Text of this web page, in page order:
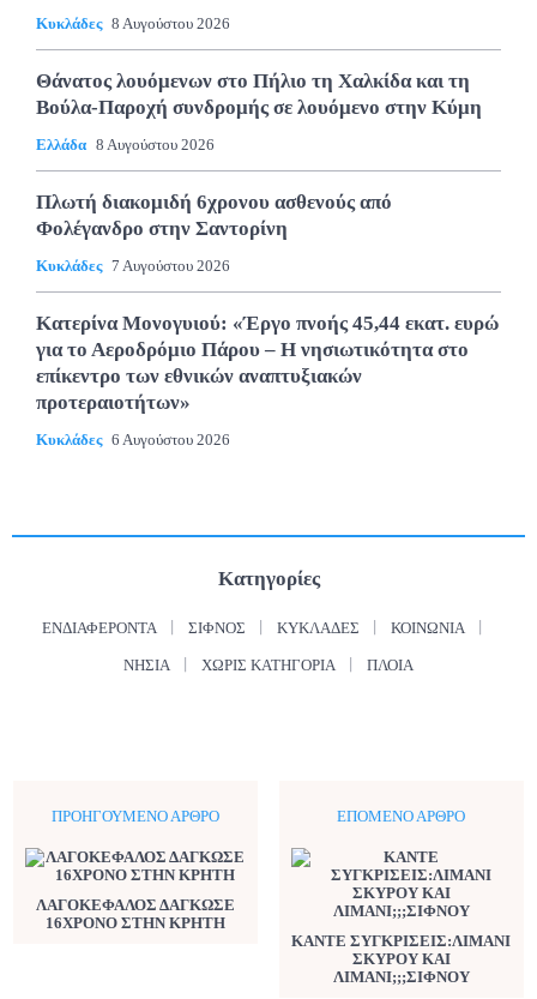
Κυκλάδες 8 Αυγούστου 2026
Θάνατος λουόμενων στο Πήλιο τη Χαλκίδα και τη
Βούλα-Παροχή συνδρομής σε λουόμενο στην Κύμη
Ελλάδα 8 Αυγούστου 2026
Πλωτή διακομιδή 6χρονου ασθενούς από
Φολέγανδρο στην Σαντορίνη
Κυκλάδες 7 Αυγούστου 2026
Κατερίνα Μονογυιού: «Έργο πνοής 45,44 εκατ. ευρώ
για το Αεροδρόμιο Πάρου – Η νησιωτικότητα στο
επίκεντρο των εθνικών αναπτυξιακών
προτεραιοτήτων»
Κυκλάδες 6 Αυγούστου 2026
Κατηγορίες
ΕΝΔΙΑΦΈΡΟΝΤΑ ΣΊΦΝΟΣ ΚΥΚΛΆΔΕΣ ΚΟΙΝΩΝΊΑ
ΝΗΣΙΆ ΧΩΡΊΣ ΚΑΤΗΓΟΡΊΑ ΠΛΟΊΑ
ΠΡΟΗΓΟΎΜΕΝΟ ΆΡΘΡΟ
ΛΑΓΟΚΕΦΑΛΟΣ ΔΑΓΚΩΣΕ
16ΧΡΟΝΟ ΣΤΗΝ ΚΡΗΤΗ
ΕΠΌΜΕΝΟ ΆΡΘΡΟ
ΚΑΝΤΕ ΣΥΓΚΡΙΣΕΙΣ:ΛΙΜΑΝΙ
ΣΚΥΡΟΥ ΚΑΙ
ΛΙΜΑΝΙ;;;ΣΙΦΝΟΥ